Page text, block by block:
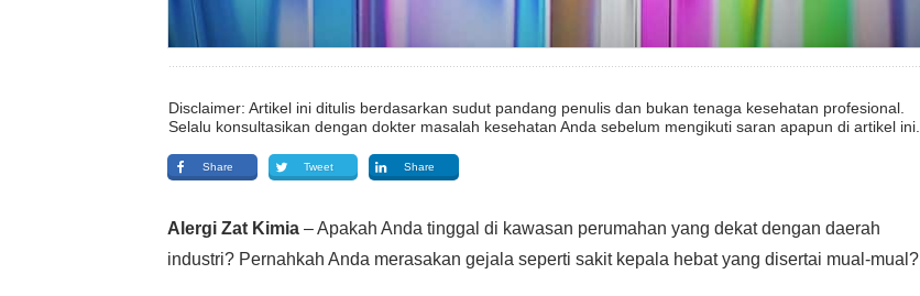
Disclaimer: Artikel ini ditulis berdasarkan sudut pandang penulis dan bukan tenaga kesehatan profesional.
Selalu konsultasikan dengan dokter masalah kesehatan Anda sebelum mengikuti saran apapun di artikel ini.
Share Tweet Share
Alergi Zat Kimia – Apakah Anda tinggal di kawasan perumahan yang dekat dengan daerah
industri? Pernahkah Anda merasakan gejala seperti sakit kepala hebat yang disertai mual-mual?